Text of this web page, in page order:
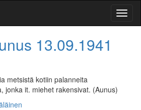
13.09.1941
metsistä kotiin palanneita
jonka it. miehet rakensivat. (Aunus)